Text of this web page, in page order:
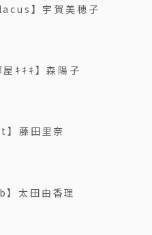
】宇賀美穂子
ｷｷｷ】森陽子
藤田里奈
太田由香理